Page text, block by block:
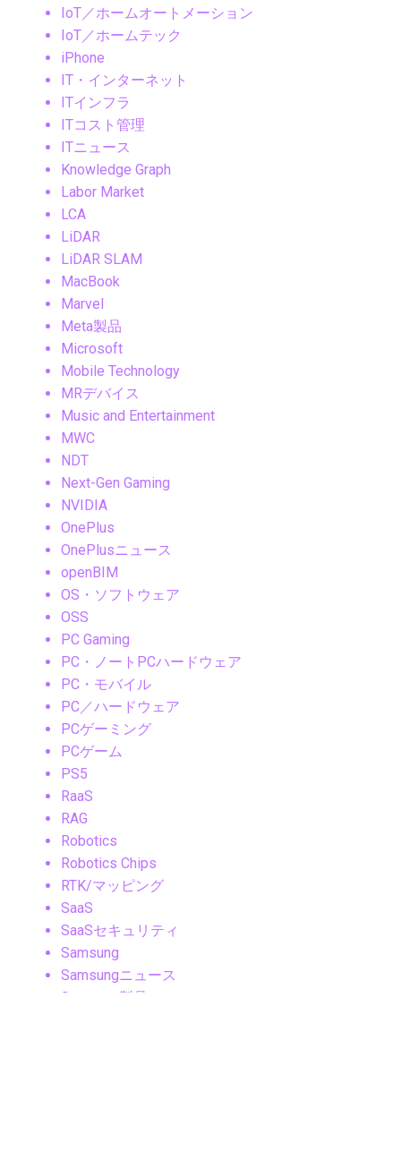
IoT／ホームオートメーション
IoT／ホームテック
iPhone
IT・インターネット
ITインフラ
ITコスト管理
ITニュース
Knowledge Graph
Labor Market
LCA
LiDAR
LiDAR SLAM
MacBook
Marvel
Meta製品
Microsoft
Mobile Technology
MRデバイス
Music and Entertainment
MWC
NDT
Next-Gen Gaming
NVIDIA
OnePlus
OnePlusニュース
openBIM
OS・ソフトウェア
OSS
PC Gaming
PC・ノートPCハードウェア
PC・モバイル
PC／ハードウェア
PCゲーミング
PCゲーム
PS5
RaaS
RAG
Robotics
Robotics Chips
RTK/マッピング
SaaS
SaaSセキュリティ
Samsung
Samsungニュース
Samsung製品